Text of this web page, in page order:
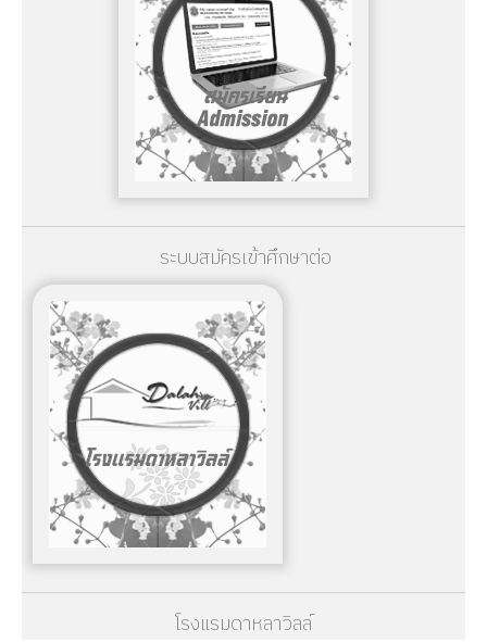
ระบบสมัครเข้าศึกษาต่อ
โรงแรมดาหลาวิลล์